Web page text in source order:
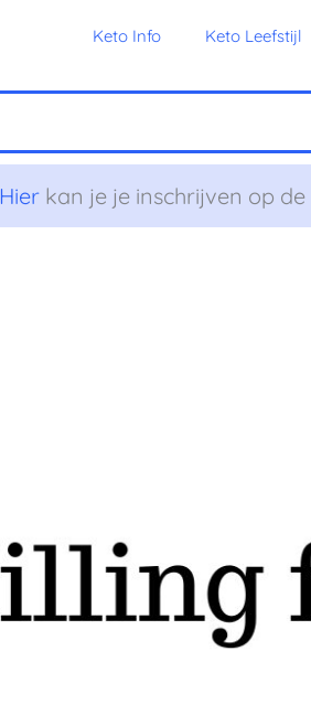
Keto Info Keto Leefstijl
Hierkan je je inschrijven op